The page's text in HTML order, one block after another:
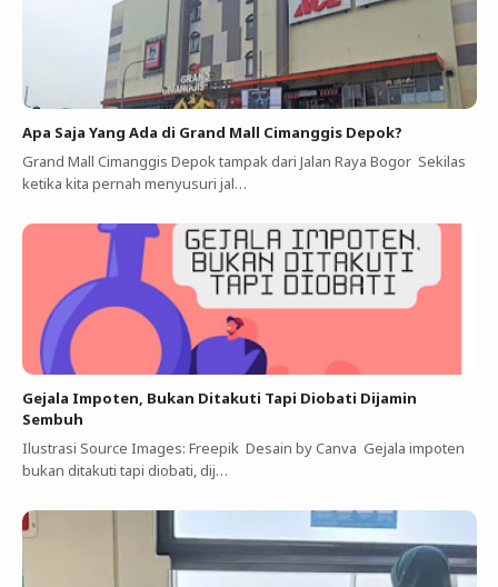
Apa Saja Yang Ada di Grand Mall Cimanggis Depok?
Grand Mall Cimanggis Depok tampak dari Jalan Raya Bogor Sekilas
ketika kita pernah menyusuri jal…
Gejala Impoten, Bukan Ditakuti Tapi Diobati Dijamin
Sembuh
Ilustrasi Source Images: Freepik Desain by Canva Gejala impoten
bukan ditakuti tapi diobati, dij…